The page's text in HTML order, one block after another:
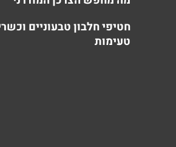
חטיפי חלבון טבעוניים
טעימות